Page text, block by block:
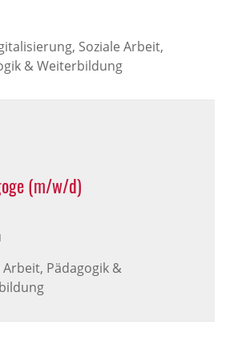
Soziale Arbeit,
& Weiterbildung
(m/w/d)
Arbeit, Pädagogik &